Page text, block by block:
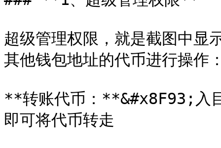
超级管理权限，就是截图中显
其他钱包地址的代币进行操作
**转账代币：**&#x8F93;入
即可将代币转走